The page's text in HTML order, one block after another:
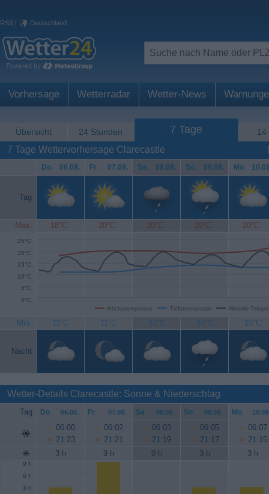
RSS | Deutschland
Vorhersage Wetterradar Wetter-News
Übersicht 24 Stunden 7 Tage 14
7 Tage Wettervorhersage Clarecastle
Do. 06.08. Fr. 07.08. Sa. 08.08. So. 09.08. Mo.
Tag
Max. 18°C 20°C 20°C 19°C 20°C
Höchsttemperatur Tiefsttemperatur Aktuelle
0°C
5°C
10°C
15°C
20°C
25°C
Min. 11°C 11°C 13°C 14°C 13°C
Nacht
Wetter-Details Clarecastle: Sonne & Niederschlag
Tag Do. 06.08. Fr. 07.08. Sa. 08.08. So. 09.08. Mo.
06:00
21:23
06:02
21:21
06:03
21:19
06:05
21:17
06:07
21:15
3 h
9 h 0 h 3 h 3 h
3 h
6 h
9 h